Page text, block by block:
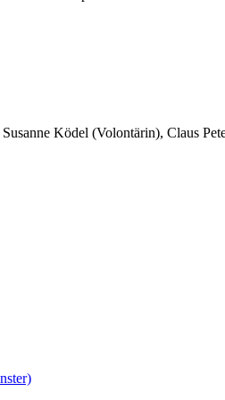
Susanne Ködel (Volontärin), Claus